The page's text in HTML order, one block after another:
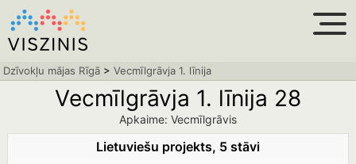
Dzīvokļu mājas Rīgā > Vecmīlgrāvja 1. līnija
Vecmīlgrāvja 1. līnija 28
Apkaime: Vecmīlgrāvis
Lietuviešu projekts, 5 stāvi